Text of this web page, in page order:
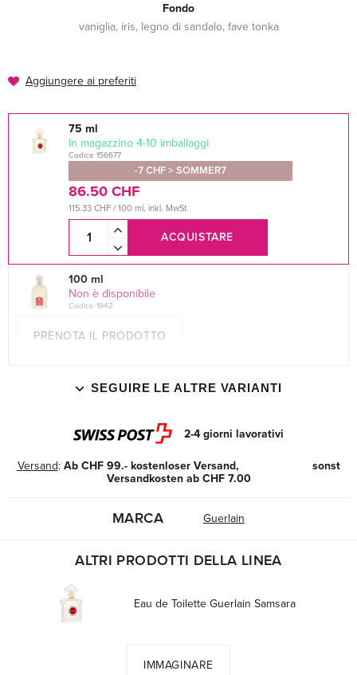
Fondo
vaniglia, iris, legno di sandalo, fave tonka
Aggiungere ai preferiti
75 ml
In magazzino 4-10 imballaggi
Codice 156677
-7 CHF > SOMMER7
86.50 CHF
115.33 CHF / 100 ml, inkl. MwSt.
ACQUISTARE
100 ml
Non è disponibile
Codice 1942
PRENOTA IL PRODOTTO
SEGUIRE LE ALTRE VARIANTI
2-4 giorni lavorativi
Versand: Ab CHF 99.- kostenloser Versand, sonst
Versandkosten ab CHF 7.00
MARCA Guerlain
ALTRI PRODOTTI DELLA LINEA
Eau de Toilette Guerlain Samsara
IMMAGINARE